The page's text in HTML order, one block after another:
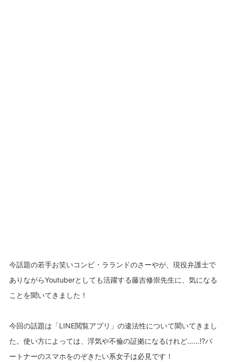
今話題の若手お笑いコンビ・ラランドのさーやが、現役弁護士で
ありながらYoutuberとしても活躍する藤吉修崇先生に、気になる
ことを聞いてきました！
今回の話題は「LINE閲覧アプリ」の違法性について聞いてきまし
た。使い方によっては、浮気や不倫の証拠になるけれど……!?パ
ートナーのスマホをのぞきたい系女子は必見です！